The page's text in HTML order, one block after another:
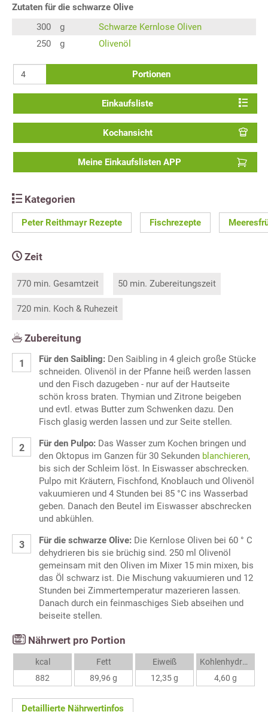
Zutaten für die schwarze Olive
300
g
Schwarze Kernlose Oliven
250
g Olivenöl
Portionen
Einkaufsliste
Kochansicht
Meine Einkaufslisten APP
Kategorien
Peter Reithmayr Rezepte Fischrezepte
Zeit
770 min. Gesamtzeit 50 min. Zubereitungszeit
720 min. Koch & Ruhezeit
Zubereitung
Für den Saibling: Den Saibling in 4 gleich große Stücke
schneiden. Olivenöl in der Pfanne heiß werden lassen
und den Fisch dazugeben - nur auf der Hautseite
schön kross braten. Thymian und Zitrone beigeben
und evtl. etwas Butter zum Schwenken dazu. Den
Fisch glasig werden lassen und zur Seite stellen.
Für den Pulpo: Das Wasser zum Kochen bringen und
den Oktopus im Ganzen für 30 Sekunden blanchieren,
bis sich der Schleim löst. In Eiswasser abschrecken.
Pulpo mit Kräutern, Fischfond, Knoblauch und Olivenöl
vakuumieren und 4 Stunden bei 85 °C ins Wasserbad
geben. Danach den Beutel im Eiswasser abschrecken
und abkühlen.
Für die schwarze Olive: Die Kernlose Oliven bei 60 ° C
dehydrieren bis sie brüchig sind. 250 ml Olivenöl
gemeinsam mit den Oliven im Mixer 15 min mixen, bis
das Öl schwarz ist. Die Mischung vakuumieren und 12
Stunden bei Zimmertemperatur mazerieren lassen.
Danach durch ein feinmaschiges Sieb abseihen und
beiseite stellen.
Nährwert pro Portion
kcal
882
Fett
89,96 g
Eiweiß
12,35 g
Kohlenhydrate
4,60 g
Detaillierte Nährwertinfos